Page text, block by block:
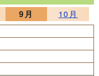
9月 10月